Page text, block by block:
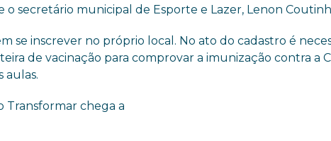
o secretário municipal de Esporte e Lazer, Lenon
se inscrever no próprio local. No ato do cadastro é
de vacinação para comprovar a imunização contra a
aulas.